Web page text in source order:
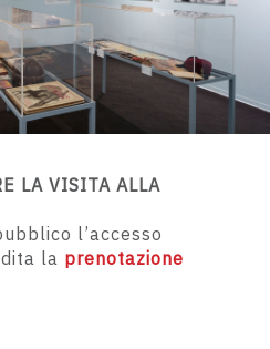
LA VISITA ALLA
l’accesso
la prenotazione